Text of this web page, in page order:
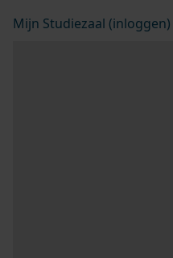
Mijn Studiezaal (inloggen)